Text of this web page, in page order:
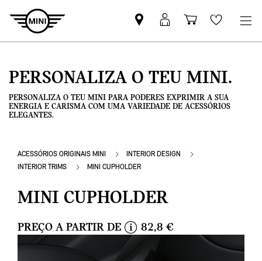
Pesquisar
parceiro
Iniciar
sessão
Carrinho
de
Wishlist
PERSONALIZA O TEU MINI.
PERSONALIZA O TEU MINI PARA PODERES EXPRIMIR A SUA
ENERGIA E CARISMA COM UMA VARIEDADE DE ACESSÓRIOS
ELEGANTES.
ACESSÓRIOS ORIGINAIS MINI
INTERIOR DESIGN
INTERIOR TRIMS
MINI CUPHOLDER
MINI CUPHOLDER
PREÇO A PARTIR DE
i
82,8 €